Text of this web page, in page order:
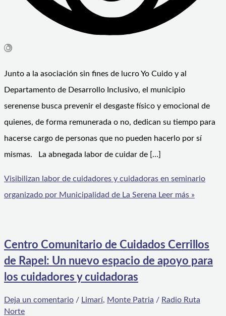
Junto a la asociación sin fines de lucro Yo Cuido y al
Departamento de Desarrollo Inclusivo, el municipio
serenense busca prevenir el desgaste físico y emocional de
quienes, de forma remunerada o no, dedican su tiempo para
hacerse cargo de personas que no pueden hacerlo por sí
mismas. La abnegada labor de cuidar de […]
Visibilizan labor de cuidadores y cuidadoras en seminario
organizado por Municipalidad de La Serena Leer más »
Centro Comunitario de Cuidados Cerrillos
de Rapel: Un nuevo espacio de apoyo para
los cuidadores y cuidadoras
Deja un comentario / Limarí, Monte Patria / Radio Ruta
Norte